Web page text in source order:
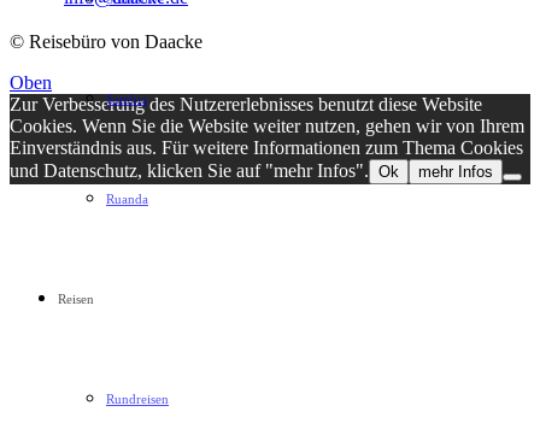
Sambia
Ruanda
Reisen
Rundreisen
© Reisebüro von Daacke
Oben
Zur Verbesserung des Nutzererlebnisses benutzt diese Website
Cookies. Wenn Sie die Website weiter nutzen, gehen wir von Ihrem
Einverständnis aus. Für weitere Informationen zum Thema Cookies
und Datenschutz, klicken Sie auf "mehr Infos". Ok mehr Infos